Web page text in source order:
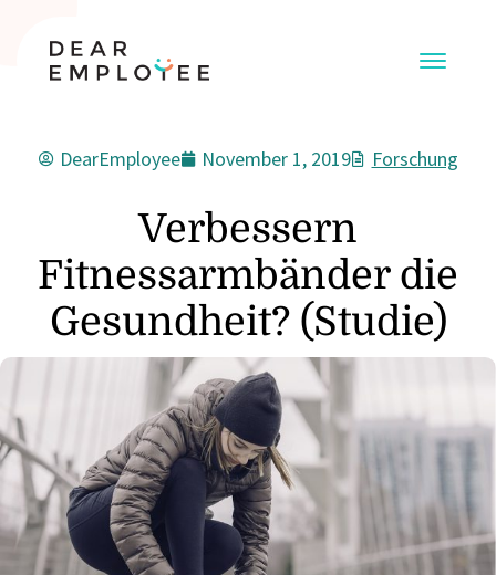
DearEmployee November 1, 2019 Forschung
Verbessern
Fitnessarmbänder die
Gesundheit? (Studie)